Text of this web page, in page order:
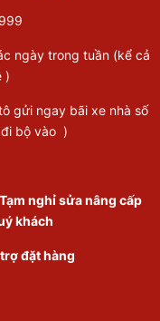
ngày trong tuần (kể cả
)
gửi ngay bãi xe nhà số
đi bộ vào )
Tạm nghỉ sửa nâng cấp
khách
đặt hàng